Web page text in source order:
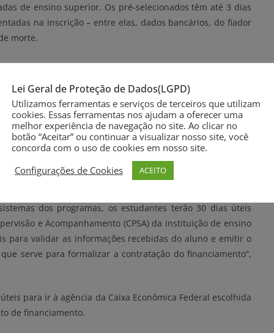
de ensino superior. Os pré-selecionados têm até 3 dias
na inscrição – entre elas, dados bancários, do fiador
morte.
instituições privadas de ensino superior. As bolsas variam
parciais, de 50% da mensalidade, ou integrais, de 100%.
candidato deverá ser feito pelas instituições até as 23h59
que não puderem receber a documentação fisicamente a
para envio dos documentos de forma digital.
dos programas, os estudantes terão 30 dias úteis
e Acompanhamento (CPSA) da instituição de ensino
para validar as informações recebidas do aluno e emitir o
serve para formalizar a contratação do financiamento”,
para ir à agência da Caixa Econômica Federal escolhida
de financiamento.
Lei Geral de Proteção de Dados(LGPD)
Utilizamos ferramentas e serviços de terceiros que utilizam
cookies. Essas ferramentas nos ajudam a oferecer uma
melhor experiência de navegação no site. Ao clicar no
botão “Aceitar” ou continuar a visualizar nosso site, você
concorda com o uso de cookies em nosso site.
Configurações de Cookies
ACEITO